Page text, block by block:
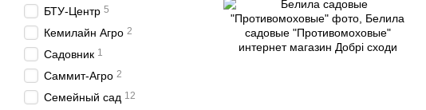
БТУ-Центр 5
Кемилайн Агро 2
Садовник 1
Саммит-Агро 2
Семейный сад 12